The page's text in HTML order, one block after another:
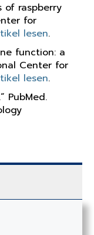
of raspberry
for
lesen.
function: a
Center for
lesen.
PubMed.